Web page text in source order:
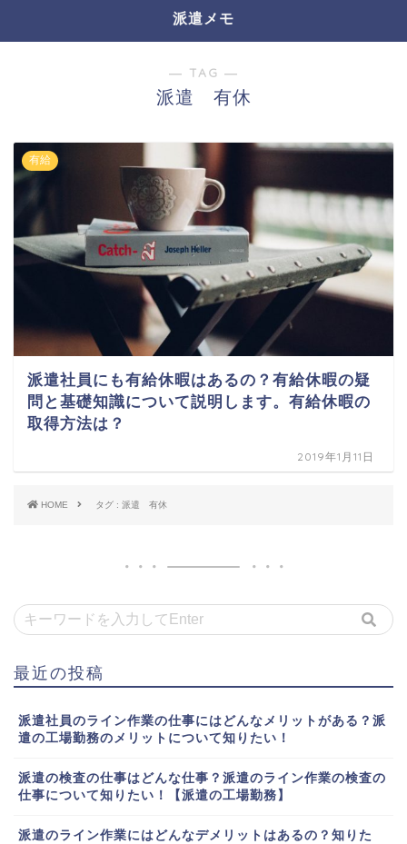
派遣メモ
― TAG ―
派遣 有休
有給
派遣社員にも有給休暇はあるの？有給休暇の疑
問と基礎知識について説明します。有給休暇の
取得方法は？
2019年1月11日
HOME タグ : 派遣 有休
最近の投稿
派遣社員のライン作業の仕事にはどんなメリットがある？派
遣の工場勤務のメリットについて知りたい！
派遣の検査の仕事はどんな仕事？派遣のライン作業の検査の
仕事について知りたい！【派遣の工場勤務】
派遣のライン作業にはどんなデメリットはあるの？知りた